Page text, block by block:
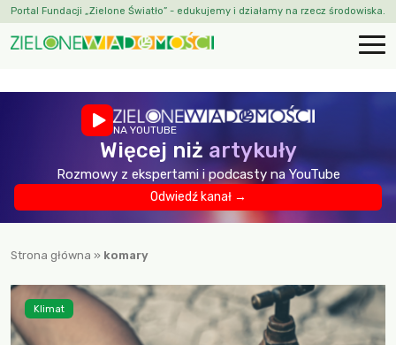
Portal Fundacji „Zielone Światło” - edukujemy i działamy na rzecz środowiska.
NA YOUTUBE
Więcej niż artykuły
Rozmowy z ekspertami i podcasty na YouTube
Odwiedź kanał →
Strona główna » komary
Klimat